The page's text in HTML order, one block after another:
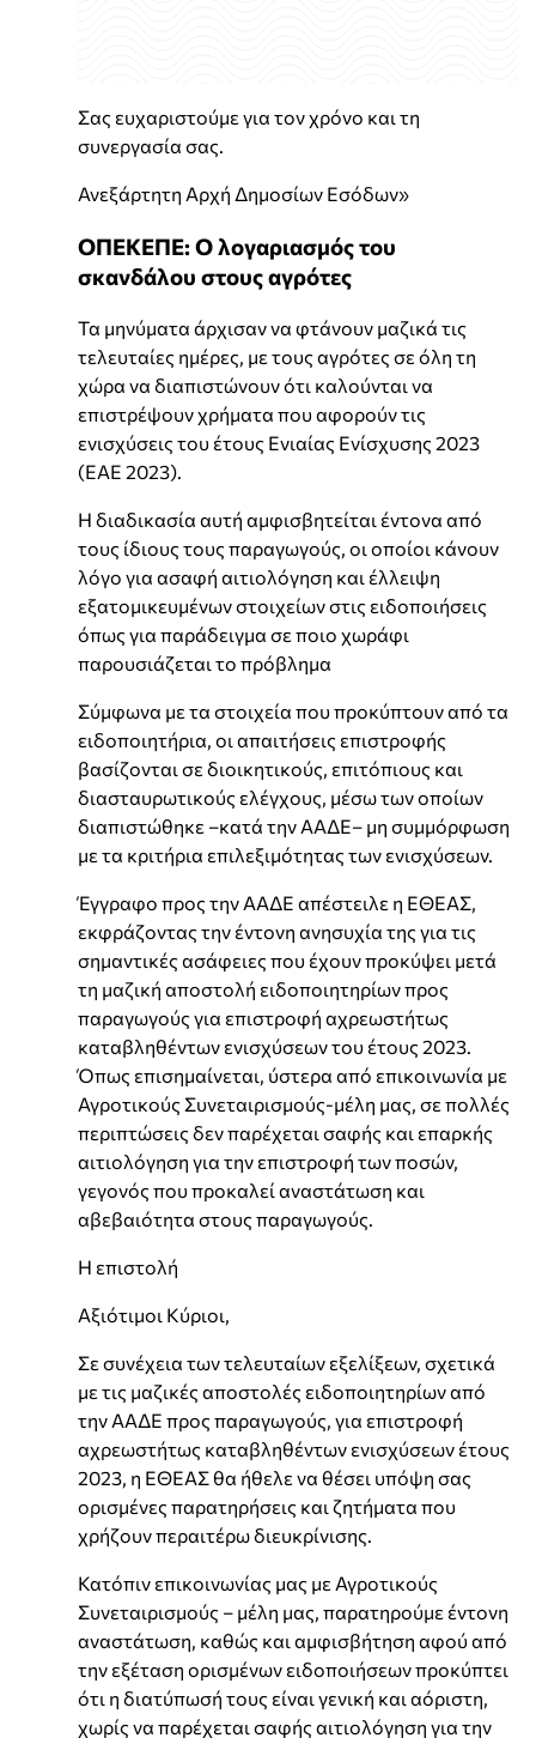
Σας ευχαριστούμε για τον χρόνο και τη
συνεργασία σας.
Ανεξάρτητη Αρχή Δημοσίων Εσόδων»
ΟΠΕΚΕΠΕ: Ο λογαριασμός του
σκανδάλου στους αγρότες
Τα μηνύματα άρχισαν να φτάνουν μαζικά τις
τελευταίες ημέρες, με τους αγρότες σε όλη τη
χώρα να διαπιστώνουν ότι καλούνται να
επιστρέψουν χρήματα που αφορούν τις
ενισχύσεις του έτους Ενιαίας Ενίσχυσης 2023
(ΕΑΕ 2023).
Η διαδικασία αυτή αμφισβητείται έντονα από
τους ίδιους τους παραγωγούς, οι οποίοι κάνουν
λόγο για ασαφή αιτιολόγηση και έλλειψη
εξατομικευμένων στοιχείων στις ειδοποιήσεις
όπως για παράδειγμα σε ποιο χωράφι
παρουσιάζεται το πρόβλημα
Σύμφωνα με τα στοιχεία που προκύπτουν από τα
ειδοποιητήρια, οι απαιτήσεις επιστροφής
βασίζονται σε διοικητικούς, επιτόπιους και
διασταυρωτικούς ελέγχους, μέσω των οποίων
διαπιστώθηκε –κατά την ΑΑΔΕ– μη συμμόρφωση
με τα κριτήρια επιλεξιμότητας των ενισχύσεων.
Έγγραφο προς την ΑΑΔΕ απέστειλε η ΕΘΕΑΣ,
εκφράζοντας την έντονη ανησυχία της για τις
σημαντικές ασάφειες που έχουν προκύψει μετά
τη μαζική αποστολή ειδοποιητηρίων προς
παραγωγούς για επιστροφή αχρεωστήτως
καταβληθέντων ενισχύσεων του έτους 2023.
Όπως επισημαίνεται, ύστερα από επικοινωνία με
Αγροτικούς Συνεταιρισμούς-μέλη μας, σε πολλές
περιπτώσεις δεν παρέχεται σαφής και επαρκής
αιτιολόγηση για την επιστροφή των ποσών,
γεγονός που προκαλεί αναστάτωση και
αβεβαιότητα στους παραγωγούς.
Η επιστολή
Αξιότιμοι Κύριοι,
Σε συνέχεια των τελευταίων εξελίξεων, σχετικά
με τις μαζικές αποστολές ειδοποιητηρίων από
την ΑΑΔΕ προς παραγωγούς, για επιστροφή
αχρεωστήτως καταβληθέντων ενισχύσεων έτους
2023, η ΕΘΕΑΣ θα ήθελε να θέσει υπόψη σας
ορισμένες παρατηρήσεις και ζητήματα που
χρήζουν περαιτέρω διευκρίνισης.
Κατόπιν επικοινωνίας μας με Αγροτικούς
Συνεταιρισμούς – μέλη μας, παρατηρούμε έντονη
αναστάτωση, καθώς και αμφισβήτηση αφού από
την εξέταση ορισμένων ειδοποιήσεων προκύπτει
ότι η διατύπωσή τους είναι γενική και αόριστη,
χωρίς να παρέχεται σαφής αιτιολόγηση για την